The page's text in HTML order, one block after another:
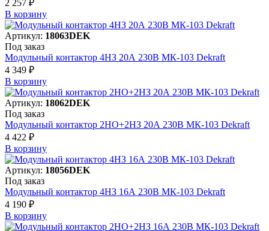
2 257 ₽
В корзинy
Артикул: 18063DEK
Под заказ
Модульный контактор 4НЗ 20А 230В МК-103 Dekraft
4 349 ₽
В корзинy
Артикул: 18062DEK
Под заказ
Модульный контактор 2НО+2НЗ 20А 230В МК-103 Dekraft
4 422 ₽
В корзинy
Артикул: 18056DEK
Под заказ
Модульный контактор 4НЗ 16А 230В МК-103 Dekraft
4 190 ₽
В корзинy